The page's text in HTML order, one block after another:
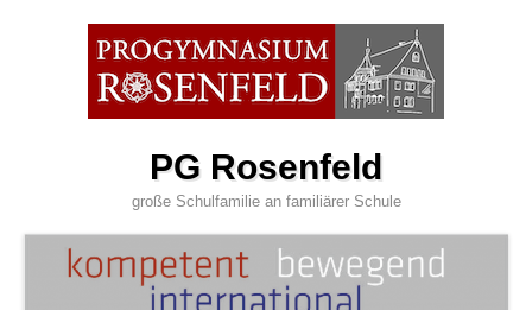
PG Rosenfeld
große Schulfamilie an familiärer Schule